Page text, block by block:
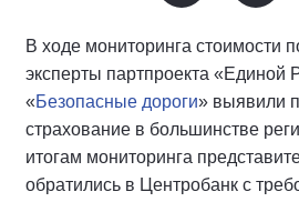
В ходе мониторинга стоимости
эксперты партпроекта «Единой
«Безопасные дороги» выявили
страхование в большинстве
итогам мониторинга
обратились в Центробанк с